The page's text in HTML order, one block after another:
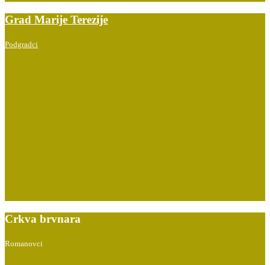
Grad Marije Terezije
Podgradci
Crkva brvnara
Romanovci